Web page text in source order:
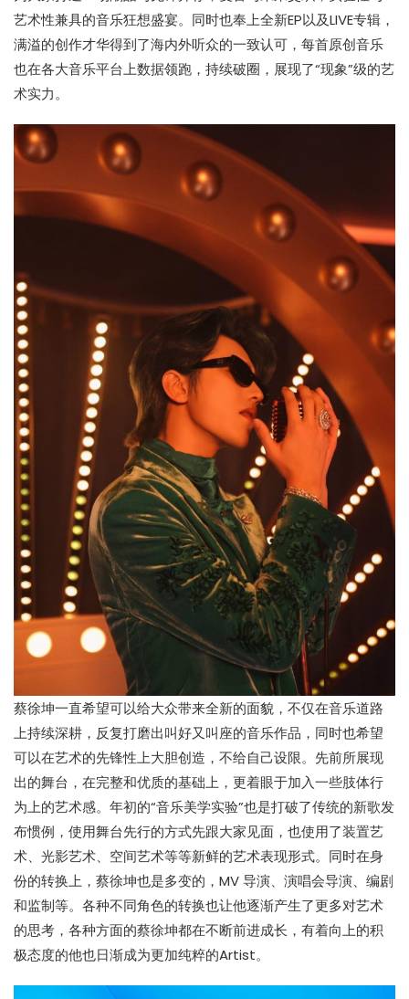
艺术性兼具的音乐狂想盛宴。同时也奉上全新EP以及LIVE专辑，
满溢的创作才华得到了海内外听众的一致认可，每首原创音乐
也在各大音乐平台上数据领跑，持续破圈，展现了“现象”级的艺
术实力。
蔡徐坤一直希望可以给大众带来全新的面貌，不仅在音乐道路
上持续深耕，反复打磨出叫好又叫座的音乐作品，同时也希望
可以在艺术的先锋性上大胆创造，不给自己设限。先前所展现
出的舞台，在完整和优质的基础上，更着眼于加入一些肢体行
为上的艺术感。年初的“音乐美学实验”也是打破了传统的新歌发
布惯例，使用舞台先行的方式先跟大家见面，也使用了装置艺
术、光影艺术、空间艺术等等新鲜的艺术表现形式。同时在身
份的转换上，蔡徐坤也是多变的，MV 导演、演唱会导演、编剧
和监制等。各种不同角色的转换也让他逐渐产生了更多对艺术
的思考，各种方面的蔡徐坤都在不断前进成长，有着向上的积
极态度的他也日渐成为更加纯粹的Artist。